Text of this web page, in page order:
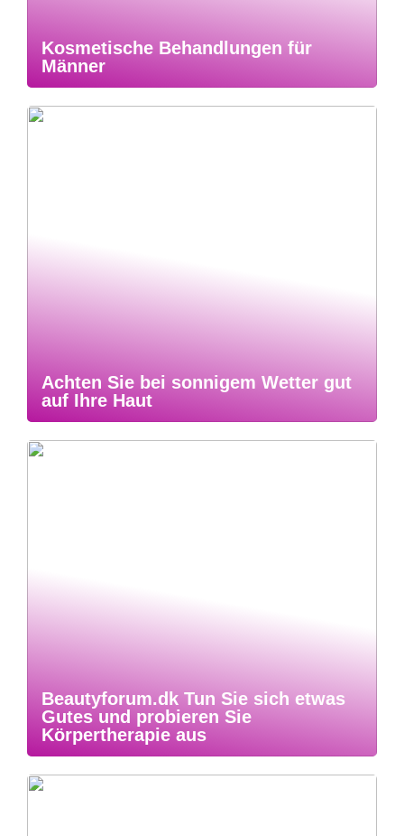
Kosmetische Behandlungen für
Männer
Achten Sie bei sonnigem Wetter gut
auf Ihre Haut
Beautyforum.dk Tun Sie sich etwas
Gutes und probieren Sie
Körpertherapie aus